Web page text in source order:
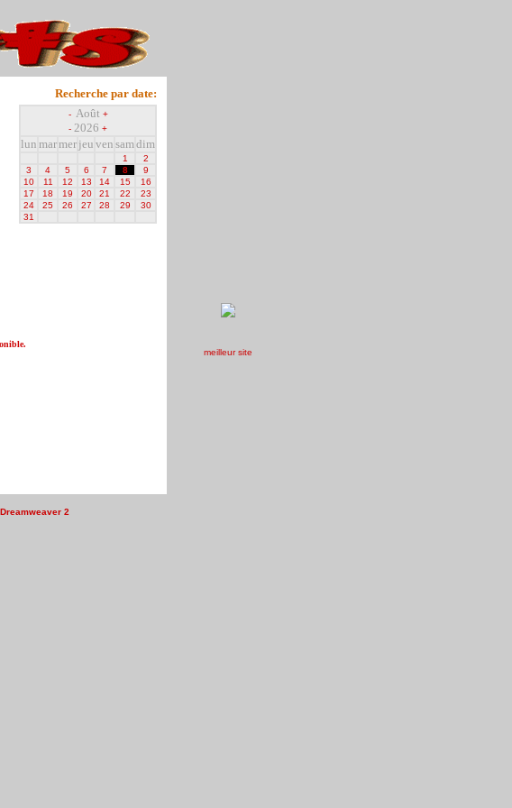
Recherche par date:
- Août +
- 2026 +
lun marmer jeu ven samdim
1
2
3
4 5 6 7 8
9
10
11 12 13 14 15
16
17
18 19 20 21 22
23
24
25 26 27 28 29
30
31
Dreamweaver 2